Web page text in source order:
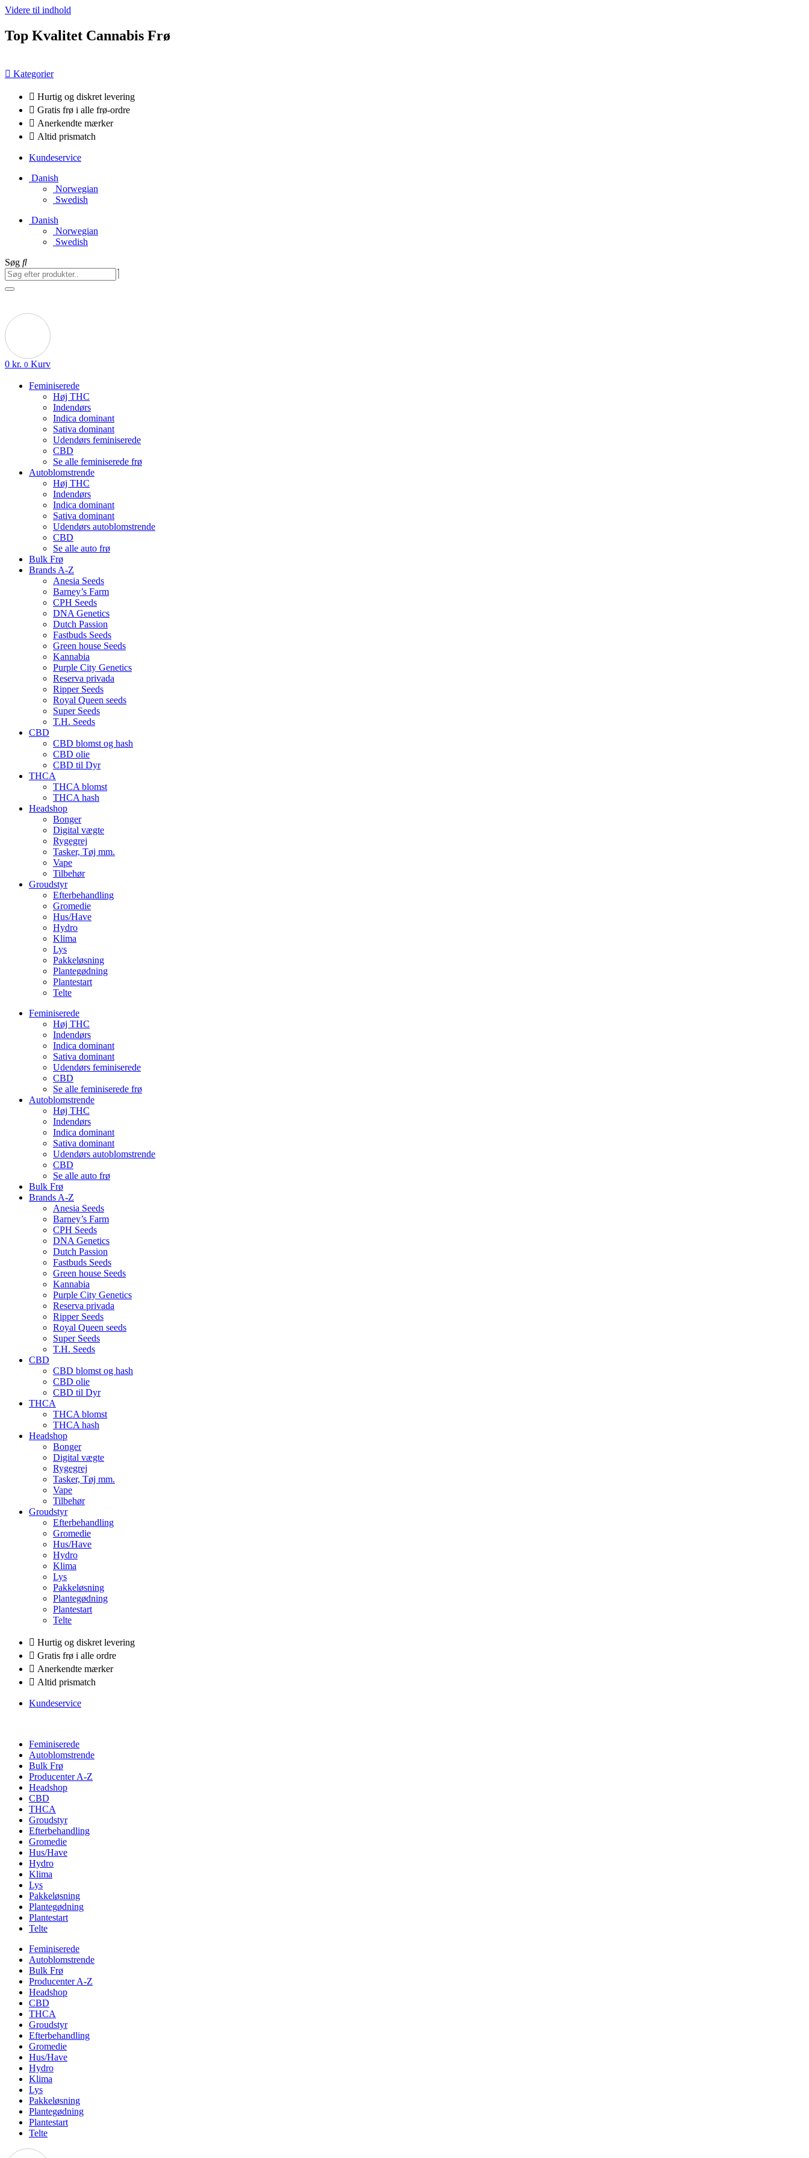
Videre til indhold
Top Kvalitet Cannabis Frø
Kategorier
Hurtig og diskret levering
Gratis frø i alle frø-ordre
Anerkendte mærker
Altid prismatch
Kundeservice
Danish
Norwegian
Swedish
Danish
Norwegian
Swedish
Søg
0 kr. 0 Kurv
Feminiserede
Høj THC
Indendørs
Indica dominant
Sativa dominant
Udendørs feminiserede
CBD
Se alle feminiserede frø
Autoblomstrende
Høj THC
Indendørs
Indica dominant
Sativa dominant
Udendørs autoblomstrende
CBD
Se alle auto frø
Bulk Frø
Brands A-Z
Anesia Seeds
Barney’s Farm
CPH Seeds
DNA Genetics
Dutch Passion
Fastbuds Seeds
Green house Seeds
Kannabia
Purple City Genetics
Reserva privada
Ripper Seeds
Royal Queen seeds
Super Seeds
T.H. Seeds
CBD
CBD blomst og hash
CBD olie
CBD til Dyr
THCA
THCA blomst
THCA hash
Headshop
Bonger
Digital vægte
Rygegrej
Tasker, Tøj mm.
Vape
Tilbehør
Groudstyr
Efterbehandling
Gromedie
Hus/Have
Hydro
Klima
Lys
Pakkeløsning
Plantegødning
Plantestart
Telte
Feminiserede
Høj THC
Indendørs
Indica dominant
Sativa dominant
Udendørs feminiserede
CBD
Se alle feminiserede frø
Autoblomstrende
Høj THC
Indendørs
Indica dominant
Sativa dominant
Udendørs autoblomstrende
CBD
Se alle auto frø
Bulk Frø
Brands A-Z
Anesia Seeds
Barney’s Farm
CPH Seeds
DNA Genetics
Dutch Passion
Fastbuds Seeds
Green house Seeds
Kannabia
Purple City Genetics
Reserva privada
Ripper Seeds
Royal Queen seeds
Super Seeds
T.H. Seeds
CBD
CBD blomst og hash
CBD olie
CBD til Dyr
THCA
THCA blomst
THCA hash
Headshop
Bonger
Digital vægte
Rygegrej
Tasker, Tøj mm.
Vape
Tilbehør
Groudstyr
Efterbehandling
Gromedie
Hus/Have
Hydro
Klima
Lys
Pakkeløsning
Plantegødning
Plantestart
Telte
Hurtig og diskret levering
Gratis frø i alle ordre
Anerkendte mærker
Altid prismatch
Kundeservice
Feminiserede
Autoblomstrende
Bulk Frø
Producenter A-Z
Headshop
CBD
THCA
Groudstyr
Efterbehandling
Gromedie
Hus/Have
Hydro
Klima
Lys
Pakkeløsning
Plantegødning
Plantestart
Telte
Feminiserede
Autoblomstrende
Bulk Frø
Producenter A-Z
Headshop
CBD
THCA
Groudstyr
Efterbehandling
Gromedie
Hus/Have
Hydro
Klima
Lys
Pakkeløsning
Plantegødning
Plantestart
Telte